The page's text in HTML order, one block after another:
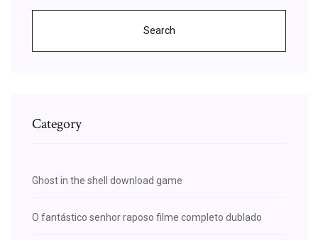
Search
Category
Ghost in the shell download game
O fantástico senhor raposo filme completo dublado